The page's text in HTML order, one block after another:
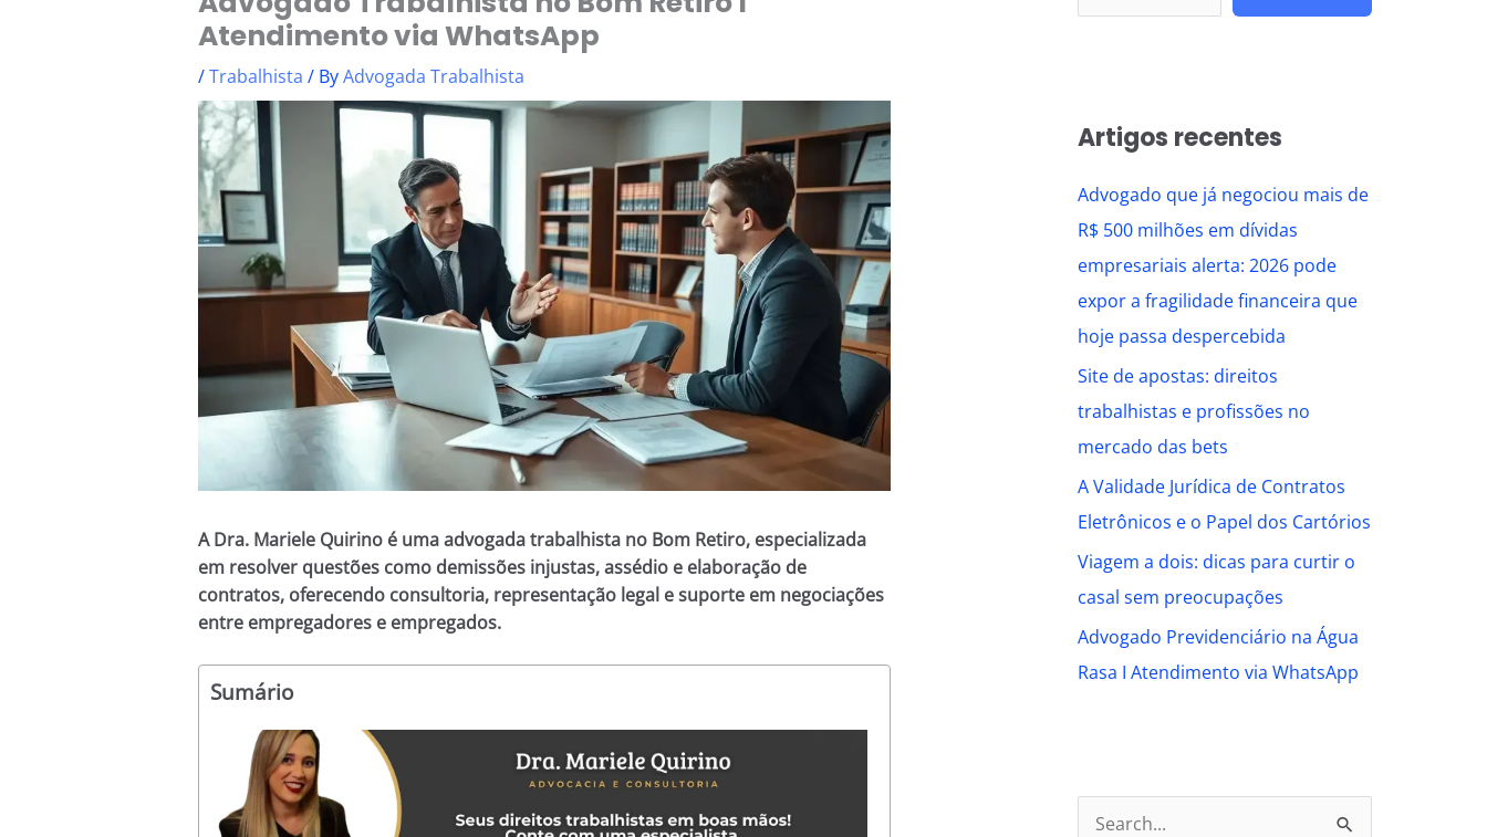
Atendimento via WhatsApp
/Trabalhista / ByAdvogada Trabalhista
A Dra. Mariele Quirino é uma advogada trabalhista no Bom Retiro, especializada
em resolver questões como demissões injustas, assédio e elaboração de
contratos, oferecendo consultoria, representação legal e suporte em negociações
entre empregadores e empregados.
Sumário
Artigos recentes
Advogado que já negociou mais de
R$ 500 milhões em dívidas
empresariais alerta: 2026 pode
expor a fragilidade financeira que
hoje passa despercebida
Site de apostas: direitos
trabalhistas e profissões no
mercado das bets
A Validade Jurídica de Contratos
Eletrônicos e o Papel dos Cartórios
Viagem a dois: dicas para curtir o
casal sem preocupações
Advogado Previdenciário na Água
Rasa I Atendimento via WhatsApp